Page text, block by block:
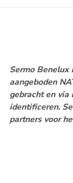
Sermo Benelux
aangeboden
gebracht en
identificeren.
partners voor